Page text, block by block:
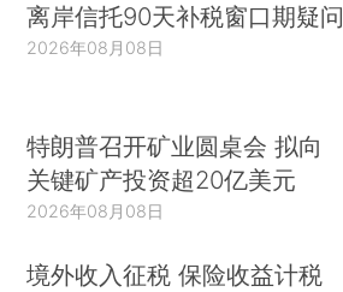
离岸信托90天补税窗口期疑问
2026年08月08日
特朗普召开矿业圆桌会 拟向
关键矿产投资超20亿美元
2026年08月08日
境外收入征税 保险收益计税